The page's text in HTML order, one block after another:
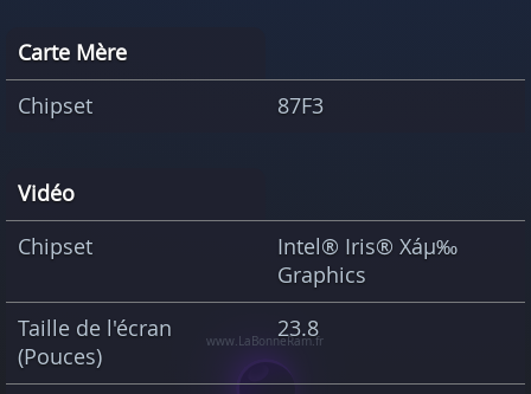
Carte Mère
Chipset
87F3
Vidéo
Chipset
Intel® Iris® Xáµ‰
Graphics
Taille de l'écran
(Pouces)
23.8